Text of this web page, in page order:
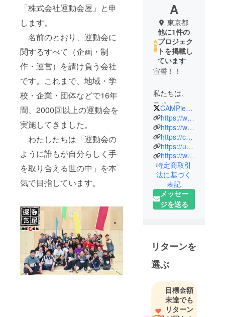
「株式会社運動会屋」と申
します。
名前のとおり、運動会に
関するすべて（企画・制
作・運営）を請け負う会社
です。これまで、地域・学
校・企業・団体などで16年
間、2000回以上の運動会を
実施してきました。
わたしたちは「運動会の
ように誰もが自分らしく手
を取り合える世の中」を本
気で目指しています。
A
東京都
他に1件の
プロジェク
トを掲載し
ています
宣誓！！
私たちは、
スペースマ
ンシップに
のっとり、
運動会の価
値と潜在性
を追求し続
け、
運動会の先
ジし、
運動会のよ
うにワクワ
クする毎日
を目指し、
CAMPieceKimitsu
https://www.undokai.co.jp/
https://www.udkya.com/
https://campiece.com/
https://udkrent.com/
https://www.instagram.com/campiecekimitsu/
特定商取引
法に基づく
表記
メッセー
ジを送る
リターンを
選ぶ
目標金額
未達でも
リターン